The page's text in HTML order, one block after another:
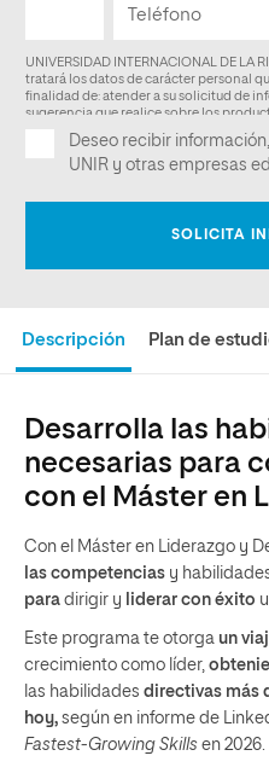
Descripción Plan de
Desarrolla las
necesarias para
con el Máster en
Con el Máster en Liderazgo y
las competencias y
para dirigir y liderar con éxito
Este programa te otorga un
crecimiento como líder,
las habilidades directivas más
hoy, según en informe de
Fastest-Growing Skills en 2026.